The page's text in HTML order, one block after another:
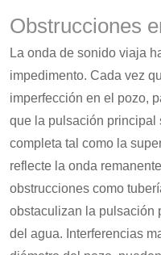
Obstrucciones
La onda de sonido viaja
impedimento. Cada vez
imperfección en el pozo,
que la pulsación principal
completa tal como la
reflecte la onda
obstrucciones como
obstaculizan la pulsación
del agua. Interferencias